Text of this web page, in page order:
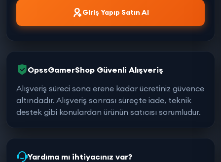
Giriş Yapıp Satın Al
OpssGamerShop Güvenli Alışveriş
Alışveriş süreci sona erene kadar ücretiniz güvence
altındadır. Alışveriş sonrası süreçte iade, teknik
destek gibi konulardan ürünün satıcısı sorumludur.
Yardıma mı ihtiyacınız var?